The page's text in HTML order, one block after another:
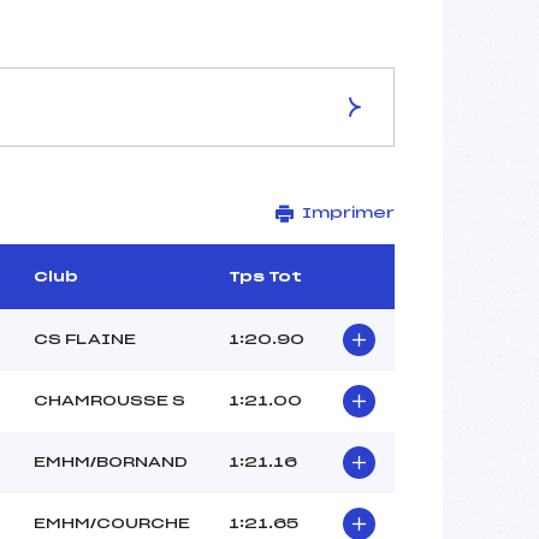
LES 4 VENTS
2700
9515/03/10
Imprimer
Club Tps Tot
CS FLAINE 1:20.90
CHAMROUSSE S 1:21.00
EMHM/BORNAND 1:21.16
EMHM/COURCHE 1:21.65